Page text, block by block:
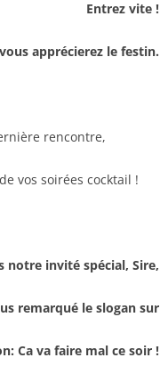
Entrez vite !
vous apprécierez le festin.
rencontre,
vos soirées cocktail !
notre invité spécial, Sire,
remarqué le slogan sur
Ca va faire mal ce soir !